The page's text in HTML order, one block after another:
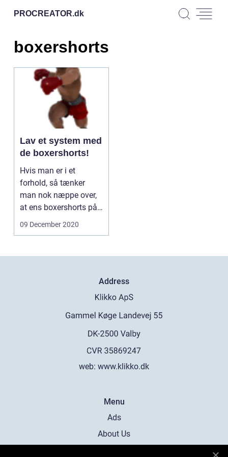
PROCREATOR.dk
boxershorts
Lav et system med
de boxershorts!
Hvis man er i et
forhold, så tænker
man nok næppe over,
at ens boxershorts på
mærkværdig vis ender
09 December 2020
Address
web: www.klikko.dk
Menu
Ads
About Us